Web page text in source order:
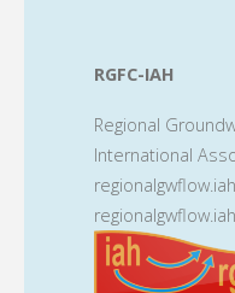
and
in
the
RGFC-IAH
Regional
International